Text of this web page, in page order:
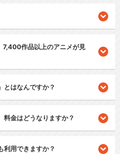
作品以上のアニメが見
とはなんですか？
料金はどうなりますか？
利用できますか？